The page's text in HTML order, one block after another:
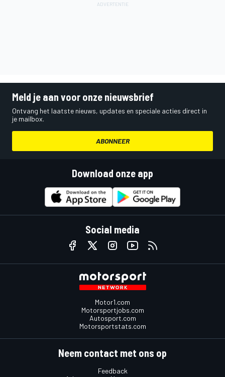
Meld je aan voor onze nieuwsbrief
Ontvang het laatste nieuws, updates en speciale acties direct in
je mailbox.
ABONNEER
Download onze app
Social media
Motor1.com
Motorsportjobs.com
Autosport.com
Motorsportstats.com
Neem contact met ons op
Feedback